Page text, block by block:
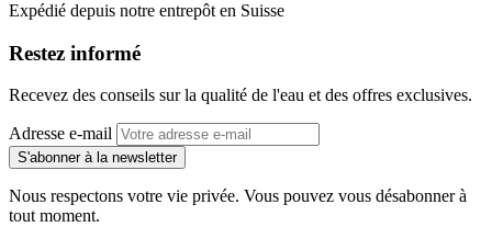
Expédié depuis notre entrepôt en Suisse
Restez informé
Recevez des conseils sur la qualité de l'eau et des offres exclusives.
Adresse e-mail
S'abonner à la newsletter
Nous respectons votre vie privée. Vous pouvez vous désabonner à
tout moment.